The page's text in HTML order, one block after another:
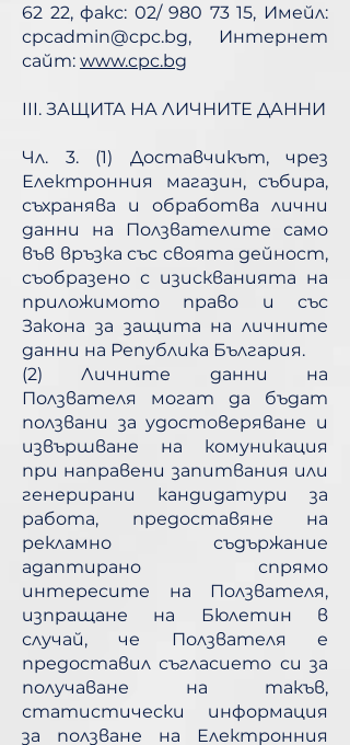
62 22, факс: 02/ 980 73 15, Имейл:
cpcadmin@cpc.bg, Интернет
сайт: www.cpc.bg
III. ЗАЩИТА НА ЛИЧНИТЕ ДАННИ
Чл. 3. (1) Доставчикът, чрез
Електронния магазин, събира,
съхранява и обработва лични
данни на Ползвателите само
във връзка със своята дейност,
съобразено с изискванията на
приложимото право и със
Закона за защита на личните
данни на Република България.
(2) Личните данни на
Ползвателя могат да бъдат
ползвани за удостоверяване и
извършване на комуникация
при направени запитвания или
генерирани кандидатури за
работа, предоставяне на
рекламно съдържание
адаптирано спрямо
интересите на Ползвателя,
изпращане на Бюлетин в
случай, че Ползвателя е
предоставил съгласието си за
получаване на такъв,
статистически информация
за ползване на Електронния